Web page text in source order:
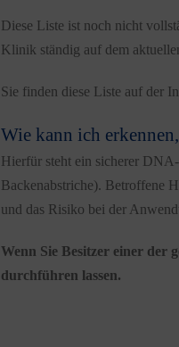
Diese Liste ist noch nicht
Klinik ständig auf dem
Sie finden diese Liste auf der
Wie kann ich
Hierfür steht ein sicherer
Backenabstriche). Betroffene
und das Risiko bei der
Wenn Sie Besitzer einer der
durchführen lassen.